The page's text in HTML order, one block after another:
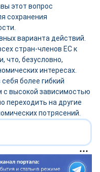
этот вопрос
сохранения
варианта действий.
стран-членов ЕС к
что, безусловно,
интересах.
более гибкий
с высокой зависимостью
переходить на другие
потрясений.